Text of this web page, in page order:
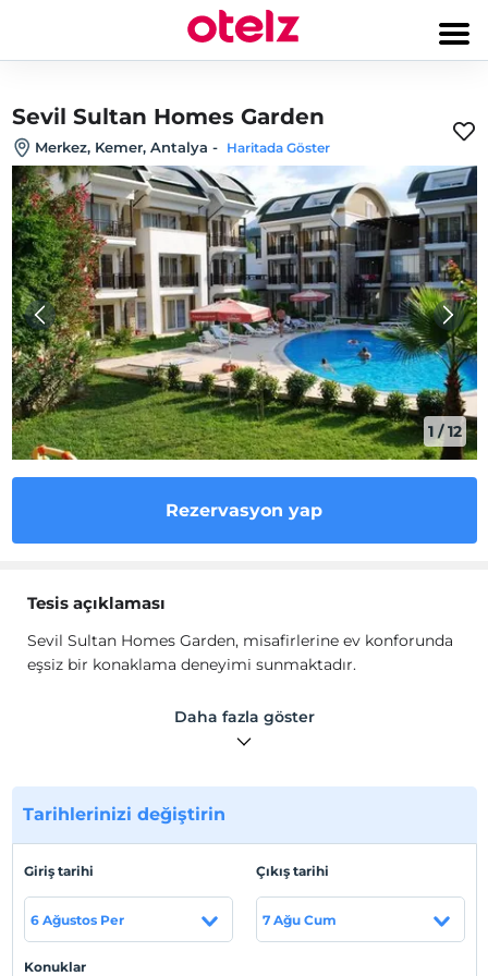
Sevil Sultan Homes Garden
Merkez, Kemer, Antalya - Haritada Göster
1 /12
Rezervasyon yap
Tesis açıklaması
Sevil Sultan Homes Garden, misafirlerine ev konforunda
eşsiz bir konaklama deneyimi sunmaktadır.
masası bulunmaktadır. Tüm yatak odalarında yastık şilte
ve kuş tüyü yastıklar bulunurken, mutfakta bulaşık
Konaklama biriminde döviz bozdurma ve emanet kasası
mevcuttur. Misafirlerimiz için Türk buhar banyosu,
sezonluk açık havuz, Spa ve masaj uygulamaları da
Tesis lokasyon bilgileri
Antalya Kemer'de konumlanmaktadır. Kemer Dolfin
Daha fazla göster
Tarihlerinizi değiştirin
Giriş tarihi
6 Ağustos Per
Çıkış tarihi
7 Ağu Cum
Konuklar